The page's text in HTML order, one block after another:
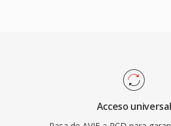
Acceso universal